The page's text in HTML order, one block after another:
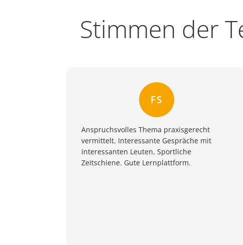
Stimmen der
FS
Anspruchsvolles Thema praxisgerecht
vermittelt. Interessante Gespräche mit
interessanten Leuten. Sportliche
Zeitschiene. Gute Lernplattform.